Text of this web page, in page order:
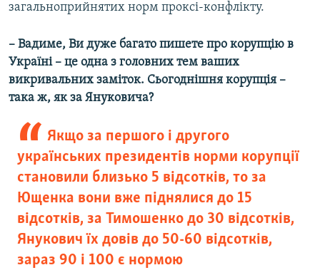
загальноприйнятих норм проксі-конфлікту.
– Вадиме, Ви дуже багато пишете про корупцію в
Україні – це одна з головних тем ваших
викривальних заміток. Сьогоднішня корупція –
така ж, як за Януковича?
Якщо за першого і другого
українських президентів норми корупції
становили близько 5 відсотків, то за
Ющенка вони вже піднялися до 15
відсотків, за Тимошенко до 30 відсотків,
Янукович їх довів до 50-60 відсотків,
зараз 90 і 100 є нормою